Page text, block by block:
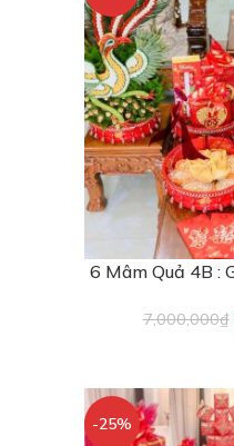
6 Mâm Quả 4B :
7,000,000₫
-25%